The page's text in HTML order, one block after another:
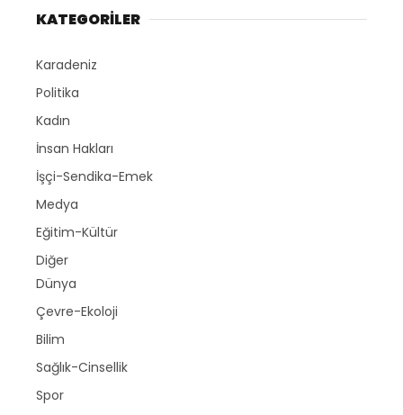
KATEGORİLER
Karadeniz
Politika
Kadın
İnsan Hakları
İşçi-Sendika-Emek
Medya
Eğitim-Kültür
Diğer
Dünya
Çevre-Ekoloji
Bilim
Sağlık-Cinsellik
Spor